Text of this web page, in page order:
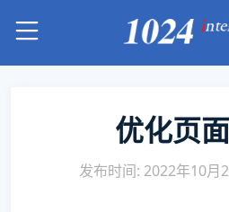
优化页
发布时间: 2022年10月